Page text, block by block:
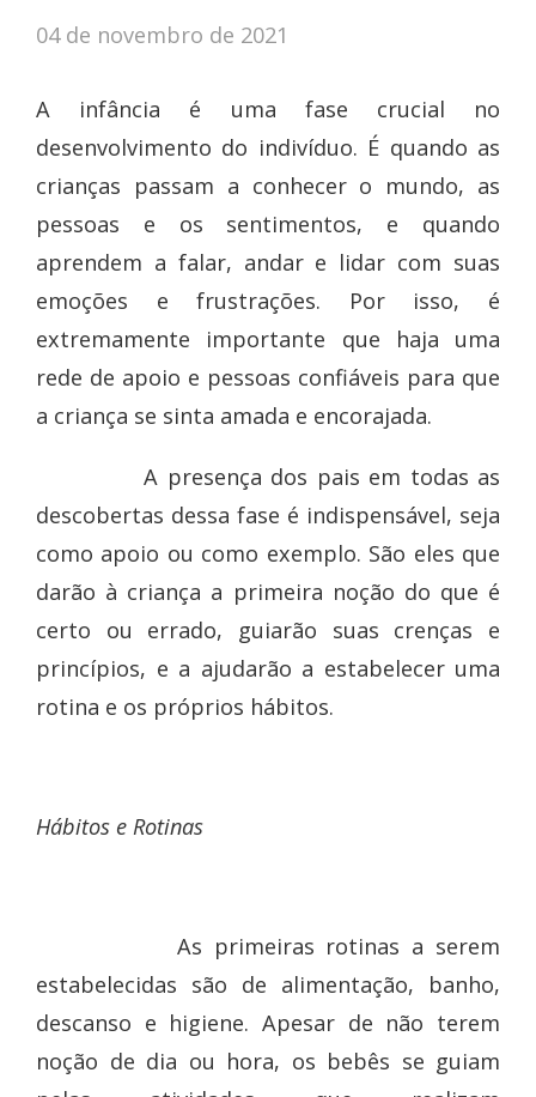
04 de novembro de 2021
A infância é uma fase crucial no
desenvolvimento do indivíduo. É quando as
crianças passam a conhecer o mundo, as
pessoas e os sentimentos, e quando
aprendem a falar, andar e lidar com suas
emoções e frustrações. Por isso, é
extremamente importante que haja uma
rede de apoio e pessoas confiáveis para que
a criança se sinta amada e encorajada.
A presença dos pais em todas as
descobertas dessa fase é indispensável, seja
como apoio ou como exemplo. São eles que
darão à criança a primeira noção do que é
certo ou errado, guiarão suas crenças e
princípios, e a ajudarão a estabelecer uma
rotina e os próprios hábitos.
Hábitos e Rotinas
As primeiras rotinas a serem
estabelecidas são de alimentação, banho,
descanso e higiene. Apesar de não terem
noção de dia ou hora, os bebês se guiam